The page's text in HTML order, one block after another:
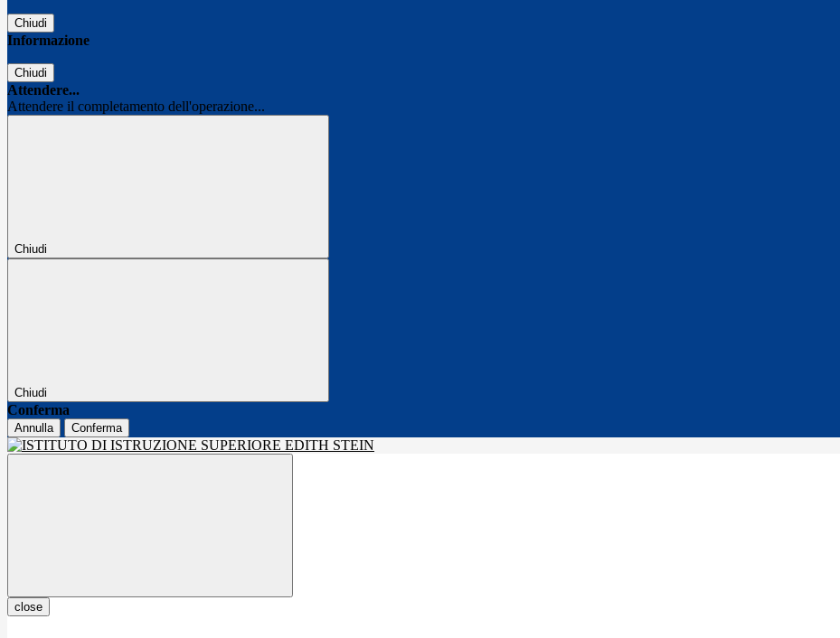
Chiudi
Informazione
Chiudi
Attendere...
Attendere il completamento dell'operazione...
Chiudi
Chiudi
Conferma
Annulla Conferma
close